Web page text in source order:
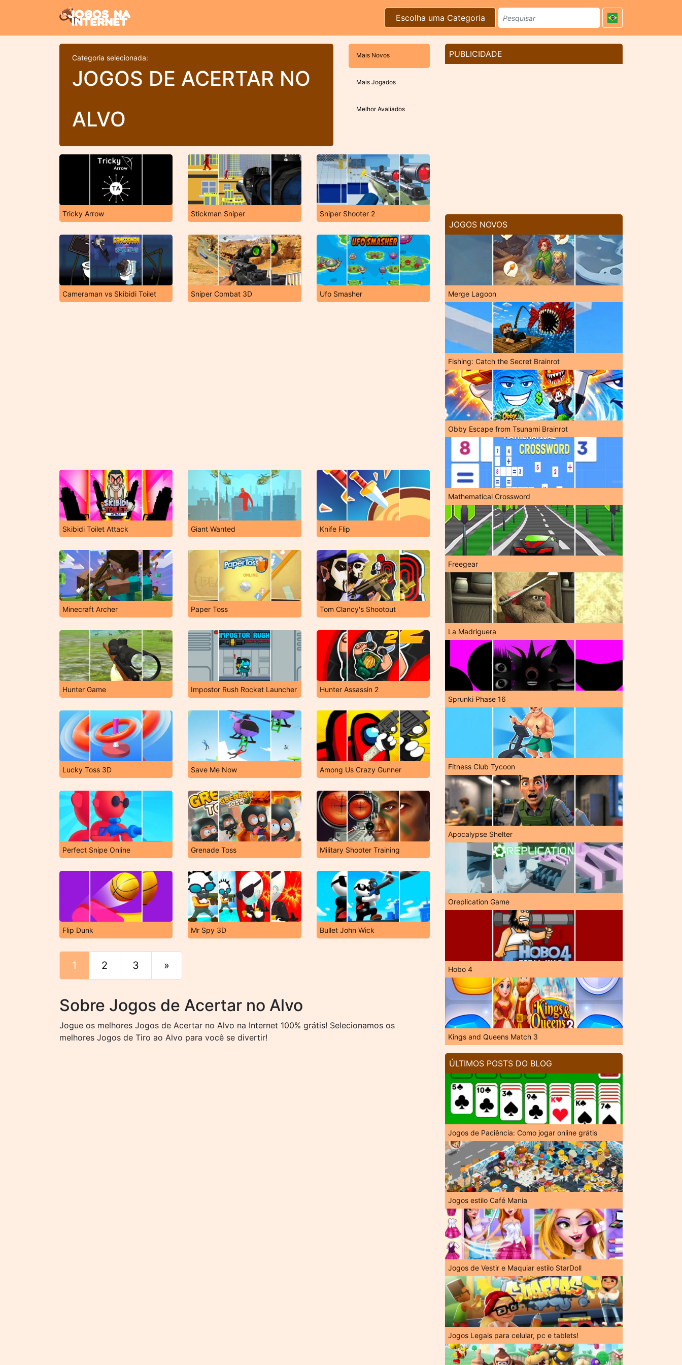
Escolha uma Categoria
Categoria selecionada:
JOGOS DE ACERTAR NO
ALVO
Mais Novos
Mais Jogados
Melhor Avaliados
Tricky Arrow Stickman Sniper Sniper Shooter 2
Cameraman vs Skibidi Toilet Sniper Combat 3D Ufo Smasher
Skibidi Toilet Attack Giant Wanted Knife Flip
Minecraft Archer Paper Toss Tom Clancy's Shootout
Hunter Game Impostor Rush Rocket Launcher Hunter Assassin 2
Lucky Toss 3D Save Me Now Among Us Crazy Gunner
Perfect Snipe Online Grenade Toss Military Shooter Training
Flip Dunk Mr Spy 3D Bullet John Wick
1 2 3 »
Sobre Jogos de Acertar no Alvo
Jogue os melhores Jogos de Acertar no Alvo na Internet 100% grátis! Selecionamos os
melhores Jogos de Tiro ao Alvo para você se divertir!
PUBLICIDADE
JOGOS NOVOS
Merge Lagoon
Fishing: Catch the Secret Brainrot
Obby Escape from Tsunami Brainrot
Mathematical Crossword
Freegear
La Madriguera
Sprunki Phase 16
Fitness Club Tycoon
Apocalypse Shelter
Oreplication Game
Hobo 4
Kings and Queens Match 3
ÚLTIMOS POSTS DO BLOG
Jogos de Paciência: Como jogar online grátis
Jogos estilo Café Mania
Jogos de Vestir e Maquiar estilo StarDoll
Jogos Legais para celular, pc e tablets!